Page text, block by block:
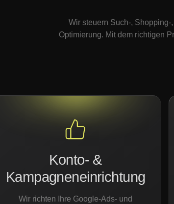
Wir steuern Such-,
Optimierung. Mit dem richtigen
Konto- &
Kampagneneinrichtung
Wir richten Ihre Google-Ads- und